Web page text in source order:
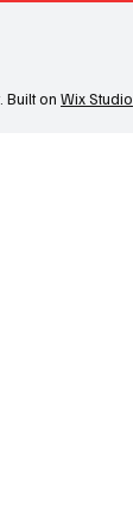
Built on Wix Studio